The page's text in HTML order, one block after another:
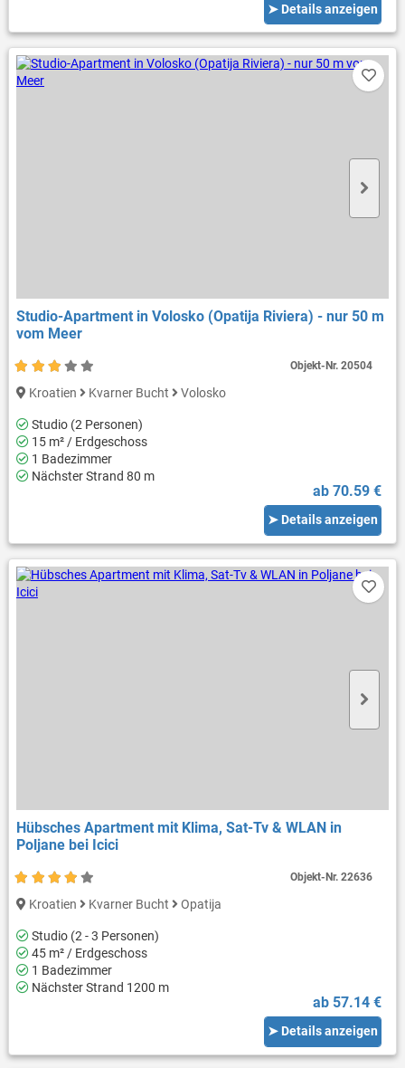
➤ Details anzeigen
Studio-Apartment in Volosko (Opatija Riviera) - nur 50 m
vom Meer
Kroatien Kvarner Bucht Volosko
Studio (2 Personen)
15 m² / Erdgeschoss
1 Badezimmer
Nächster Strand 80 m
ab 70.59 €
➤ Details anzeigen
Objekt-Nr.20504
Hübsches Apartment mit Klima, Sat-Tv & WLAN in
Poljane bei Icici
Kroatien Kvarner Bucht Opatija
Studio (2 - 3 Personen)
45 m² / Erdgeschoss
1 Badezimmer
Nächster Strand 1200 m
ab 57.14 €
➤ Details anzeigen
Objekt-Nr.22636